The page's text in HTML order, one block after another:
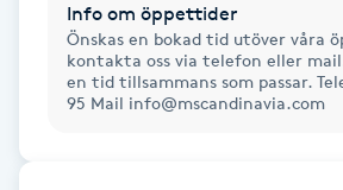
Frekvensterapi
Friskvård
Friskvårdsmassage
Info om öppettider
Önskas en bokad tid utöver våra
kontakta oss via telefon eller
en tid tillsammans som passar.
95 Mail info@mscandinavia.com